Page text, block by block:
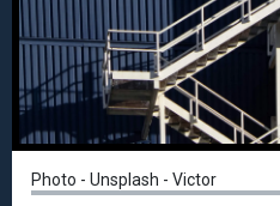
Photo - Unsplash - Victor